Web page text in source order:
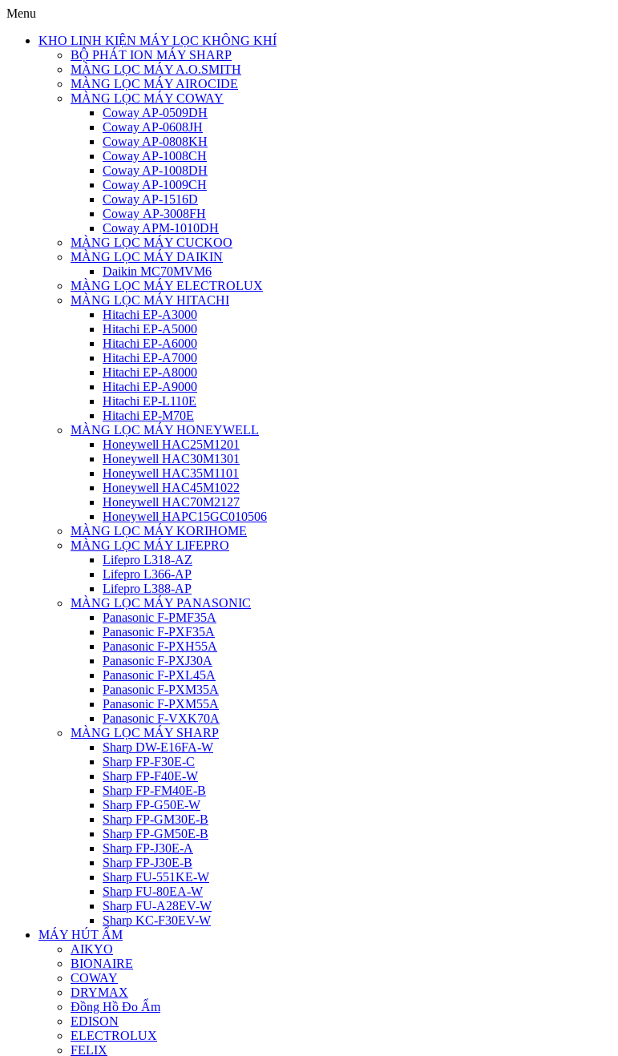
Menu
KHO LINH KIỆN MÁY LỌC KHÔNG KHÍ
BỘ PHÁT ION MÁY SHARP
MÀNG LỌC MÁY A.O.SMITH
MÀNG LỌC MÁY AIROCIDE
MÀNG LỌC MÁY COWAY
Coway AP-0509DH
Coway AP-0608JH
Coway AP-0808KH
Coway AP-1008CH
Coway AP-1008DH
Coway AP-1009CH
Coway AP-1516D
Coway AP-3008FH
Coway APM-1010DH
MÀNG LỌC MÁY CUCKOO
MÀNG LỌC MÁY DAIKIN
Daikin MC70MVM6
MÀNG LỌC MÁY ELECTROLUX
MÀNG LỌC MÁY HITACHI
Hitachi EP-A3000
Hitachi EP-A5000
Hitachi EP-A6000
Hitachi EP-A7000
Hitachi EP-A8000
Hitachi EP-A9000
Hitachi EP-L110E
Hitachi EP-M70E
MÀNG LỌC MÁY HONEYWELL
Honeywell HAC25M1201
Honeywell HAC30M1301
Honeywell HAC35M1101
Honeywell HAC45M1022
Honeywell HAC70M2127
Honeywell HAPC15GC010506
MÀNG LỌC MÁY KORIHOME
MÀNG LỌC MÁY LIFEPRO
Lifepro L318-AZ
Lifepro L366-AP
Lifepro L388-AP
MÀNG LỌC MÁY PANASONIC
Panasonic F-PMF35A
Panasonic F-PXF35A
Panasonic F-PXH55A
Panasonic F-PXJ30A
Panasonic F-PXL45A
Panasonic F-PXM35A
Panasonic F-PXM55A
Panasonic F-VXK70A
MÀNG LỌC MÁY SHARP
Sharp DW-E16FA-W
Sharp FP-F30E-C
Sharp FP-F40E-W
Sharp FP-FM40E-B
Sharp FP-G50E-W
Sharp FP-GM30E-B
Sharp FP-GM50E-B
Sharp FP-J30E-A
Sharp FP-J30E-B
Sharp FU-551KE-W
Sharp FU-80EA-W
Sharp FU-A28EV-W
Sharp KC-F30EV-W
MÁY HÚT ẨM
AIKYO
BIONAIRE
COWAY
DRYMAX
Đồng Hồ Đo Ẩm
EDISON
ELECTROLUX
FELIX